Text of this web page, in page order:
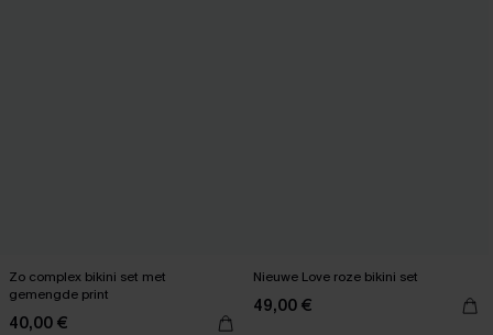
Zo complex bikini set met
gemengde print
40,00 €
Nieuwe Love roze bikini set
49,00 €